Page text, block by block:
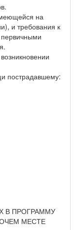
на
и требования к
пострадавшему:
В ПРОГРАММУ
МЕСТЕ